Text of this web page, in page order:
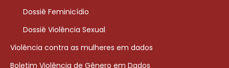
Dossiê Feminicídio
Dossiê Violência Sexual
Violência contra as mulheres em dados
Boletim Violência de Gênero em Dados